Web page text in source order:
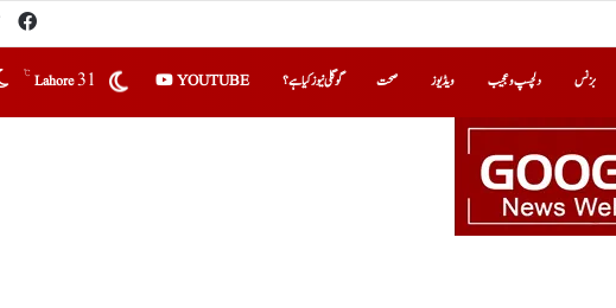
بزنس دلچسپ و عجیب ویڈیوز صحت گوگلی نیوز کیا ہے؟ YOUTUBE
Lahore31
℃